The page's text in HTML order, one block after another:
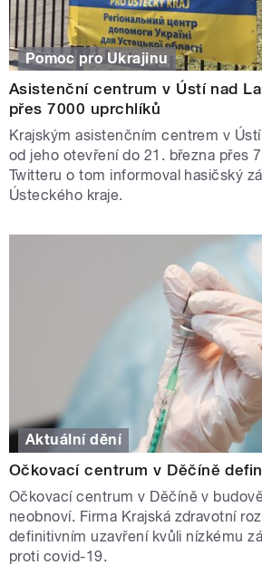
Pomoc pro Ukrajinu
Asistenční centrum v Ústí nad
přes 7000 uprchlíků
Krajským asistenčním centrem v
od jeho otevření do 21. března přes
Twitteru o tom informoval hasičský
Ústeckého kraje.
Aktuální dění
Očkovací centrum v Děčíně
Očkovací centrum v Děčíně v
neobnoví. Firma Krajská zdravotní
definitivním uzavření kvůli nízkému
proti covid-19.